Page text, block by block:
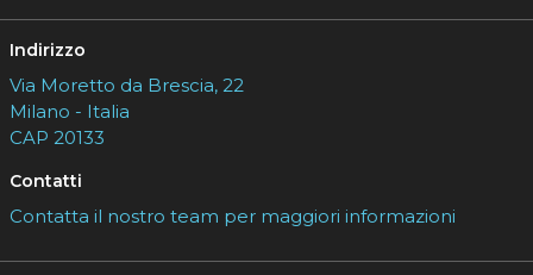
Indirizzo
Via Moretto da Brescia, 22
Milano - Italia
CAP 20133
Contatti
Contatta il nostro team per maggiori informazioni